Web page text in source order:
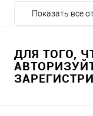
Показать все
ДЛЯ ТОГО,